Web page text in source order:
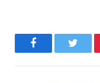
Facebook